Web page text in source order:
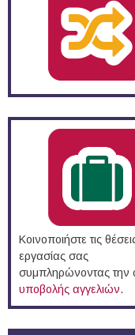
Κοινοποιήστε τις
εργασίας σας
συμπληρώνοντας την
υποβολής αγγελιών.